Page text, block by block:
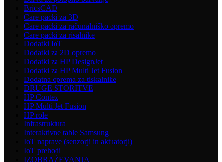
BricsCAD
Care packi za 3D
Care packi za računalniško opremo
Care packi za risalnike
Dodatki IoT
Dodatki za 2D opremo
Dodatki za HP DesignJet
Dodatki za HP Multi Jet Fusion
Dodatna oprema za tiskalnike
DRUGE STORITVE
HP Contex
HP Multi Jet Fusion
HP role
Infrastruktura
Interaktivne table Samsung
IoT naprave (senzorji in aktuatorji)
IoT prehodi
IZOBRAŽEVANJA